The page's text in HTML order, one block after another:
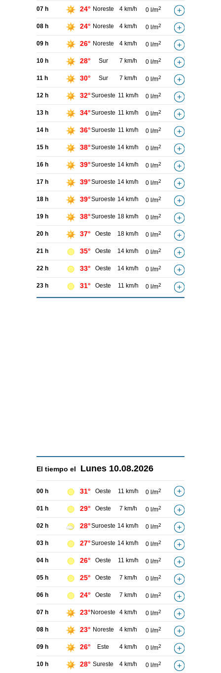
07 h 24° Noreste 4 km/h 0 l/m2
08 h 24° Noreste 4 km/h 0 l/m2
09 h 26° Noreste 4 km/h 0 l/m2
10 h 28° Sur 7 km/h 0 l/m2
11 h 30° Sur 7 km/h 0 l/m2
12 h 32°Suroeste 11 km/h 0 l/m2
13 h 34°Suroeste 11 km/h 0 l/m2
14 h 36°Suroeste 11 km/h 0 l/m2
15 h 38°Suroeste 14 km/h 0 l/m2
16 h 39°Suroeste 14 km/h 0 l/m2
17 h 39°Suroeste 14 km/h 0 l/m2
18 h 39°Suroeste 14 km/h 0 l/m2
19 h 38°Suroeste 18 km/h 0 l/m2
20 h 37° Oeste 18 km/h 0 l/m2
21 h 35° Oeste 14 km/h 0 l/m2
22 h 33° Oeste 14 km/h 0 l/m2
23 h 31° Oeste 11 km/h 0 l/m2
El tiempo el Lunes 10.08.2026
00 h 31° Oeste 11 km/h 0 l/m2
01 h 29° Oeste 7 km/h 0 l/m2
02 h 28°Suroeste 14 km/h 0 l/m2
03 h 27°Suroeste 14 km/h 0 l/m2
04 h 26° Oeste 11 km/h 0 l/m2
05 h 25° Oeste 7 km/h 0 l/m2
06 h 24° Oeste 7 km/h 0 l/m2
07 h 23° Noroeste 4 km/h 0 l/m2
08 h 23° Noreste 4 km/h 0 l/m2
09 h 26° Este 4 km/h 0 l/m2
10 h 28° Sureste 4 km/h 0 l/m2